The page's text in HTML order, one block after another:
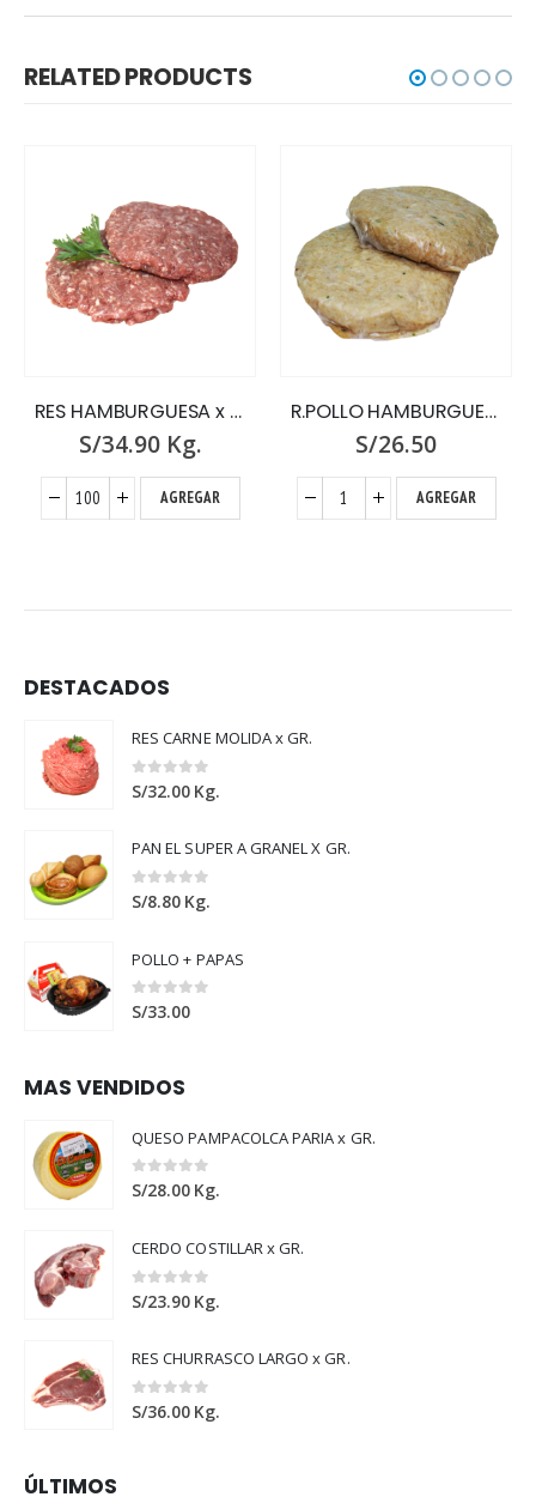
RELATED PRODUCTS
RES HAMBURGUESA x GR
S/34.90 Kg.
AGREGAR
R.POLLO HAMBURGUESA DE PECHUGA X 16
S/26.50
AGREGAR
DESTACADOS
RES CARNE MOLIDA x GR.
0out of 5
S/32.00 Kg.
PAN EL SUPER A GRANEL X GR.
0out of 5
S/8.80 Kg.
POLLO + PAPAS
0out of 5
S/33.00
MAS VENDIDOS
QUESO PAMPACOLCA PARIA x GR.
0out of 5
S/28.00 Kg.
CERDO COSTILLAR x GR.
0out of 5
S/23.90 Kg.
RES CHURRASCO LARGO x GR.
0out of 5
S/36.00 Kg.
ÚLTIMOS